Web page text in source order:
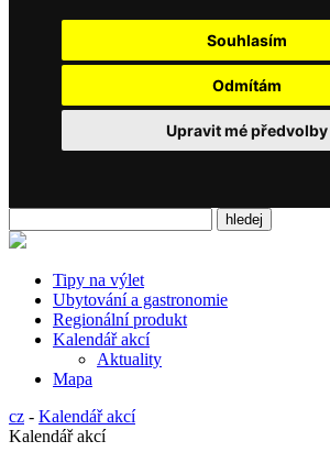
Souhlasím
Odmítám
Upravit mé předvolby
Tipy na výlet
Ubytování a gastronomie
Regionální produkt
Kalendář akcí
Aktuality
Mapa
cz - Kalendář akcí
Kalendář akcí